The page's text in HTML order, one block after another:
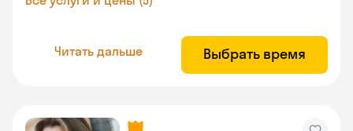
Читать дальше Выбрать время